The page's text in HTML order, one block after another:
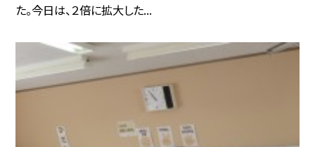
た。今日は、２倍に拡大した...